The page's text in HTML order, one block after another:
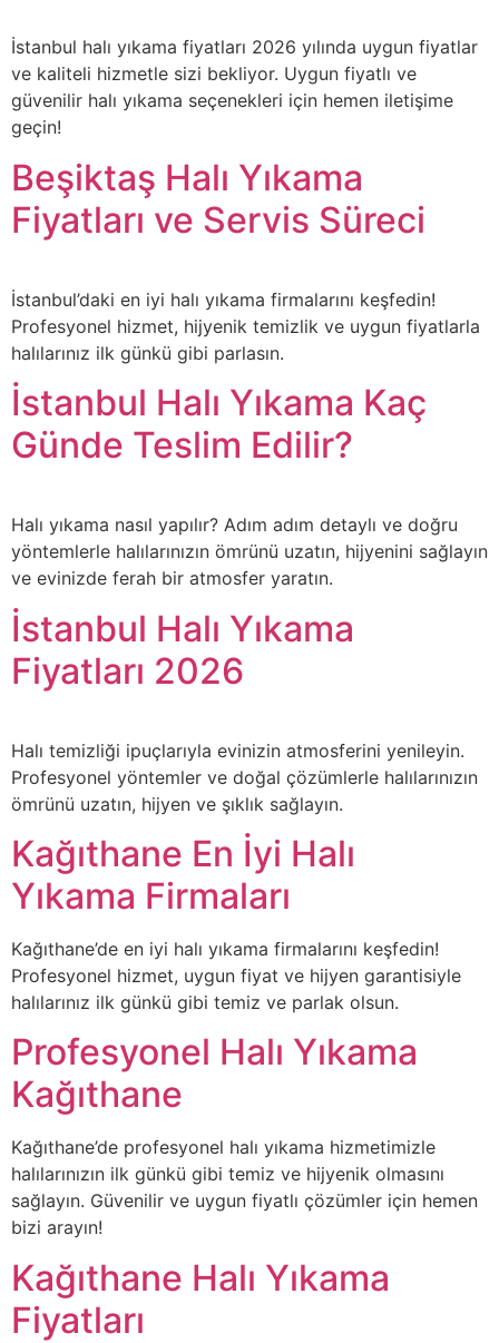
İstanbul halı yıkama fiyatları 2026 yılında uygun fiyatlar
ve kaliteli hizmetle sizi bekliyor. Uygun fiyatlı ve
güvenilir halı yıkama seçenekleri için hemen iletişime
geçin!
Beşiktaş Halı Yıkama
Fiyatları ve Servis Süreci
İstanbul’daki en iyi halı yıkama firmalarını keşfedin!
Profesyonel hizmet, hijyenik temizlik ve uygun fiyatlarla
halılarınız ilk günkü gibi parlasın.
İstanbul Halı Yıkama Kaç
Günde Teslim Edilir?
Halı yıkama nasıl yapılır? Adım adım detaylı ve doğru
yöntemlerle halılarınızın ömrünü uzatın, hijyenini sağlayın
ve evinizde ferah bir atmosfer yaratın.
İstanbul Halı Yıkama
Fiyatları 2026
Halı temizliği ipuçlarıyla evinizin atmosferini yenileyin.
Profesyonel yöntemler ve doğal çözümlerle halılarınızın
ömrünü uzatın, hijyen ve şıklık sağlayın.
Kağıthane En İyi Halı
Yıkama Firmaları
Kağıthane’de en iyi halı yıkama firmalarını keşfedin!
Profesyonel hizmet, uygun fiyat ve hijyen garantisiyle
halılarınız ilk günkü gibi temiz ve parlak olsun.
Profesyonel Halı Yıkama
Kağıthane
Kağıthane’de profesyonel halı yıkama hizmetimizle
halılarınızın ilk günkü gibi temiz ve hijyenik olmasını
sağlayın. Güvenilir ve uygun fiyatlı çözümler için hemen
bizi arayın!
Kağıthane Halı Yıkama
Fiyatları